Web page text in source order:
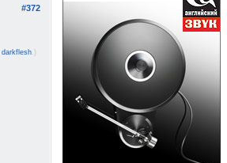
#372
darkflesh .)